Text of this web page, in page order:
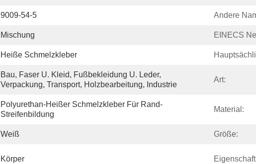
9009-54-5 Andere
Mischung EINECS
Heiße Schmelzkleber
Bau, Faser U. Kleid, Fußbekleidung U. Leder,
Verpackung, Transport, Holzbearbeitung, Industrie
Art:
Polyurethan-Heißer Schmelzkleber Für Rand-
Streifenbildung
Material:
Weiß Größe:
Körper